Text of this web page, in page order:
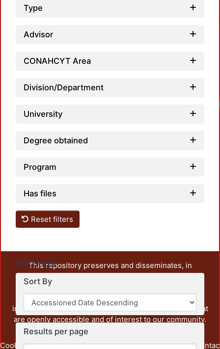
Type
Advisor
CONAHCYT Area
Division/Department
University
Degree obtained
Program
Has files
Reset filters
Settings
Sort By
Results per page
This repository preserves and disseminates, in
unrestricted open access, the teaching and research
output of UAM Azcapotzalco. It also includes some
administrative and graphic documents from the
institution, as well as content from other institutions that
are openly accessible and of interest to our community.
Cookie Privacy End User Send